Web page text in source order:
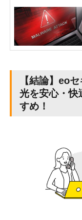
【結論】eo
光を安心・快
すめ！